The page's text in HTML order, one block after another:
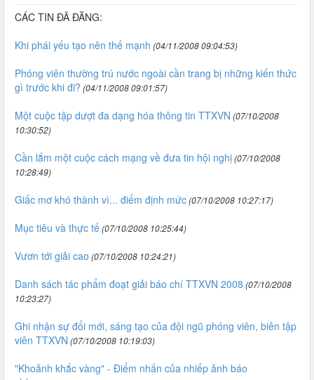
CÁC TIN ĐÃ ĐĂNG:
Khi phái yếu tạo nên thế mạnh (04/11/2008 09:04:53)
Phóng viên thường trú nước ngoài cần trang bị những kiến thức
gì trước khi đi? (04/11/2008 09:01:57)
Một cuộc tập dượt đa dạng hóa thông tin TTXVN (07/10/2008
10:30:52)
Cần lắm một cuộc cách mạng về đưa tin hội nghị(07/10/2008
10:28:49)
Giấc mơ khó thành vì... điểm định mức(07/10/2008 10:27:17)
Mục tiêu và thực tế(07/10/2008 10:25:44)
Vươn tới giải cao (07/10/2008 10:24:21)
Danh sách tác phẩm đoạt giải báo chí TTXVN 2008 (07/10/2008
10:23:27)
Ghi nhận sự đổi mới, sáng tạo của đội ngũ phóng viên, biên tập
viên TTXVN (07/10/2008 10:19:03)
"Khoảnh khắc vàng" - Điểm nhấn của nhiếp ảnh báo